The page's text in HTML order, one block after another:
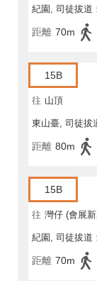
紀園, 司徒拔道
距離 70m
15B
往 山頂
東山臺, 司徒拔
距離 80m
15B
往 灣仔 (會展
紀園, 司徒拔道
距離 70m